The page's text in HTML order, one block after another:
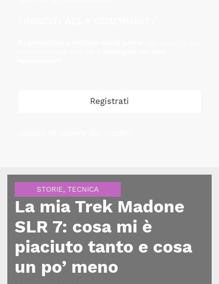
Registrati
STORIE, TECNICA
La mia Trek Madone
SLR 7: cosa mi è
piaciuto tanto e cosa
un po’ meno